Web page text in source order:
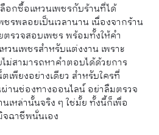
กซื้อแหวนเพชรกับร้านที่ได้
รพลอยเป็นเวลานาน เนื่องจากร้าน
รวจสอบเพชร พร้อมทั้งให้คำ
วนเพชรสำหรับแต่งงาน เพราะ
ม่สามารถหาคำตอบได้ด้วยการ
เพียงอย่างเดียว สำหรับใครที่
านช่องทางออนไลน์ อย่าลืมตรวจ
เหล่านั้นจริง ๆ ใช่มั้ย ทั้งนี้ก็เพื่อ
ฉาชีพนั่นเอง